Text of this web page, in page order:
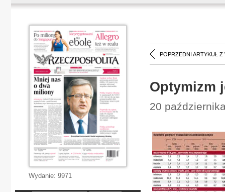
POPRZEDNI ARTYKUŁ Z
Optymizm
20
Wydanie: 9971